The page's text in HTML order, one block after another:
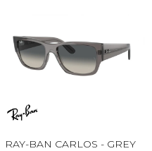
RAY-BAN CARLOS - GREY